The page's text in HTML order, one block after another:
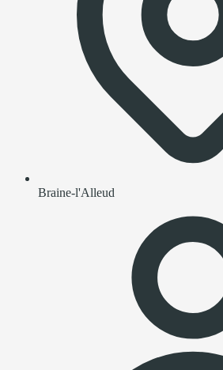
Braine-l'Alleud